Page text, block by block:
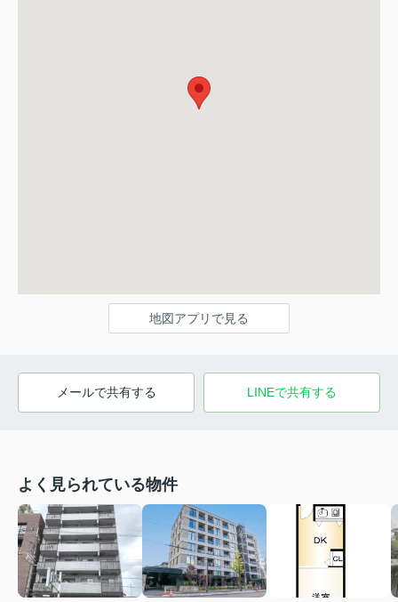
地図アプリで見る
メールで共有する LINEで共有する
よく見られている物件